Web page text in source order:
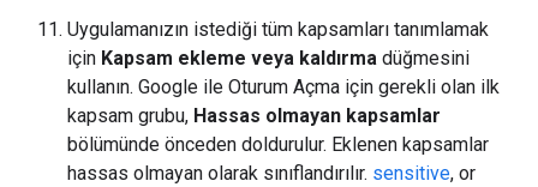
Uygulamanızın istediği tüm kapsamları tanımlamak
için Kapsam ekleme veya kaldırma düğmesini
kullanın. Google ile Oturum Açma için gerekli olan ilk
kapsam grubu, Hassas olmayan kapsamlar
bölümünde önceden doldurulur. Eklenen kapsamlar
hassas olmayan olarak sınıflandırılır. sensitive, or